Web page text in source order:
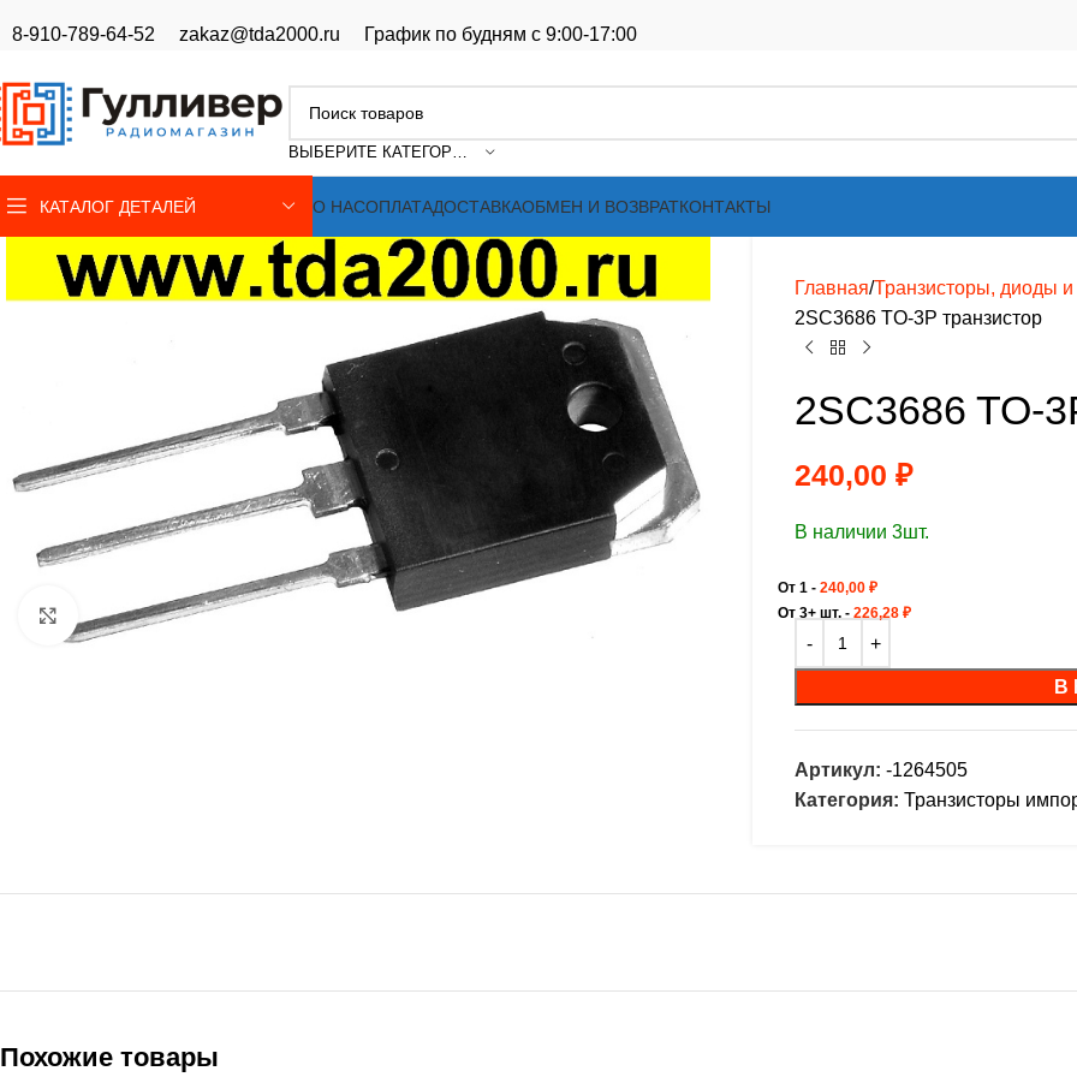
8-910-789-64-52 zakaz@tda2000.ru График по будням с 9:00-17:00
ВЫБЕРИТЕ КАТЕГОРИЮ
КАТАЛОГ ДЕТАЛЕЙ О НАСОПЛАТАДОСТАВКАОБМЕН И ВОЗВРАТКОНТАКТЫ
Нажмите, чтобы увеличить
Главная Транзисторы, диоды и
2SC3686 TO-3P транзистор
2SC3686 TO-
240,00 ₽
В наличии 3шт.
От 1 - 240,00 ₽
От 3+ шт. - 226,28 ₽
В
Артикул: -1264505
Категория: Транзисторы
Похожие товары